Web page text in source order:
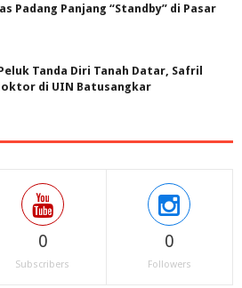
Padang Panjang “Standby” di Pasar
Tanda Diri Tanah Datar, Safril
di UIN Batusangkar
0
Subscribers
0
Followers